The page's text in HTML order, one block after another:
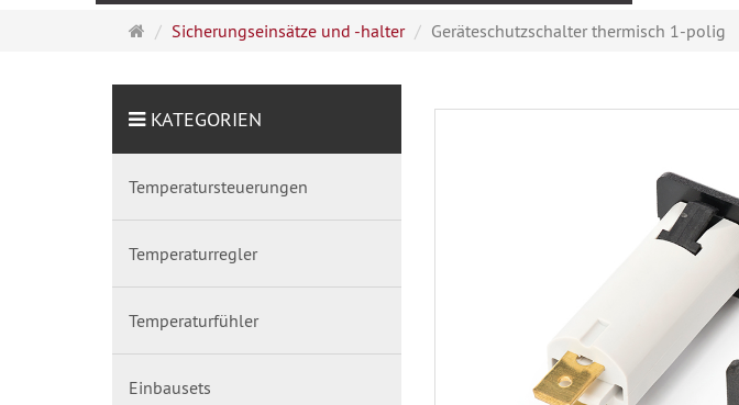
Startseite
Sicherungseinsätze und -halter Geräteschutzschalter thermisch 1-polig
KATEGORIEN
Temperatursteuerungen
Temperaturregler
Temperaturfühler
Einbausets